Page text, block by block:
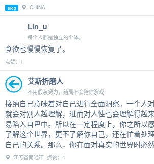
Blog CHINA
Lin_u
每个人都是独立的个体。
食欲也慢慢恢复了。
点赞：1
艾斯折磨人
不用假装努力，结局不会陪你演戏
接纳自己意味着对自己进行全面洞察。一个人
就会对别人越理解，进而对人性也会理解得越
易陷入自卑中。所以在一定程度上，你之所以
了解这个世界，更不了解你自己，还在忙着处
自己的关系。那么，你在面对真实的世界时必然
江苏省南通市 点赞：4